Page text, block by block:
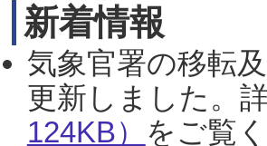
新着情報
気象官署の移転
更新しました。
124KB） をご覧